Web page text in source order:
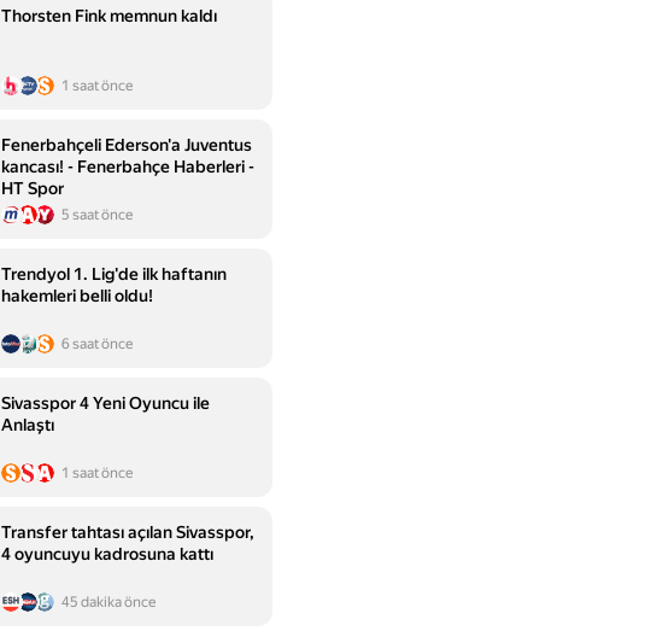
Thorsten Fink memnun kaldı
1 saat önce
Fenerbahçeli Ederson'a Juventus
kancası! - Fenerbahçe Haberleri -
HT Spor
5 saat önce
Trendyol 1. Lig'de ilk haftanın
hakemleri belli oldu!
6 saat önce
Sivasspor 4 Yeni Oyuncu ile
Anlaştı
1 saat önce
Transfer tahtası açılan Sivasspor,
4 oyuncuyu kadrosuna kattı
45 dakika önce